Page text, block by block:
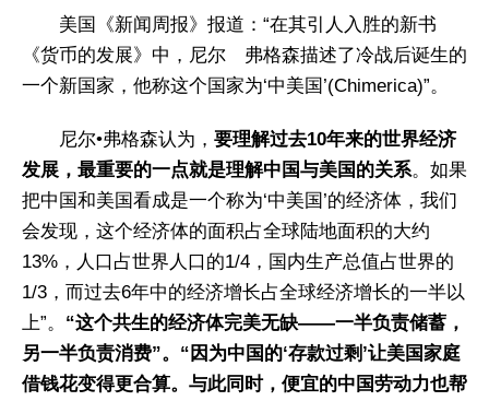
美国《新闻周报》报道：“在其引人入胜的新书
《货币的发展》中，尼尔 弗格森描述了冷战后诞生的
一个新国家，他称这个国家为‘中美国’(Chimerica)”。
尼尔•弗格森认为， 要理解过去10年来的世界经济
发展，最重要的一点就是理解中国与美国的关系。如果
把中国和美国看成是一个称为‘中美国’的经济体，我们
会发现，这个经济体的面积占全球陆地面积的大约
13%，人口占世界人口的1/4，国内生产总值占世界的
1/3，而过去6年中的经济增长占全球经济增长的一半以
上”。 “这个共生的经济体完美无缺——一半负责储蓄，
另一半负责消费”。“因为中国的‘存款过剩’让美国家庭
借钱花变得更合算。 与此同时，便宜的中国劳动力也帮